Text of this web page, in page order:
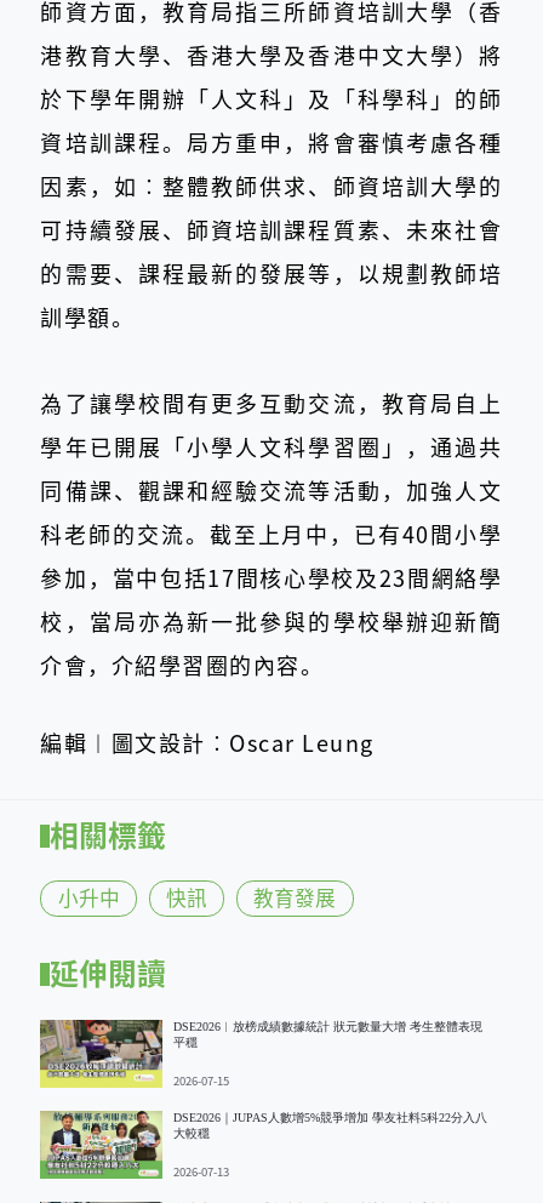
師資方面，教育局指三所師資培訓大學（香
港教育大學、香港大學及香港中文大學）將
於下學年開辦「人文科」及「科學科」的師
資培訓課程。局方重申，將會審慎考慮各種
因素，如︰整體教師供求、師資培訓大學的
可持續發展、師資培訓課程質素、未來社會
的需要、課程最新的發展等，以規劃教師培
訓學額。
為了讓學校間有更多互動交流，教育局自上
學年已開展「小學人文科學習圈」，通過共
同備課、觀課和經驗交流等活動，加強人文
科老師的交流。截至上月中，已有40間小學
參加，當中包括17間核心學校及23間網絡學
校，當局亦為新一批參與的學校舉辦迎新簡
介會，介紹學習圈的內容。
編輯︱圖文設計︰Oscar Leung
相關標籤
小升中 快訊 教育發展
延伸閱讀
DSE2026︱放榜成績數據統計 狀元數量大增 考生整體表現
平穩
2026-07-15
DSE2026｜JUPAS人數增5%競爭增加 學友社料5科22分入八
大較穩
2026-07-13